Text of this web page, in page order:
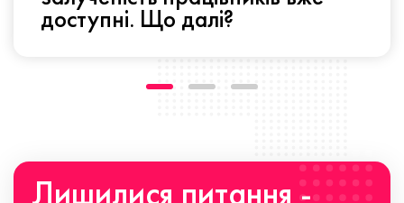
доступні. Що далі?
Лишилися питання -